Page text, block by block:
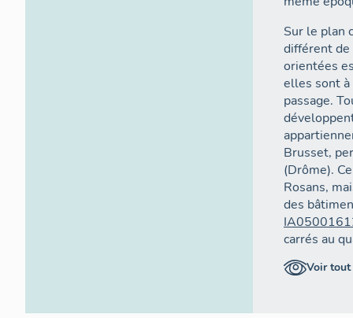
Sur le plan
différent de
orientées
elles sont
passage.
Brusset,
(Drôme).
Rosans,
des
carrés au
d'emprise
Voir tout